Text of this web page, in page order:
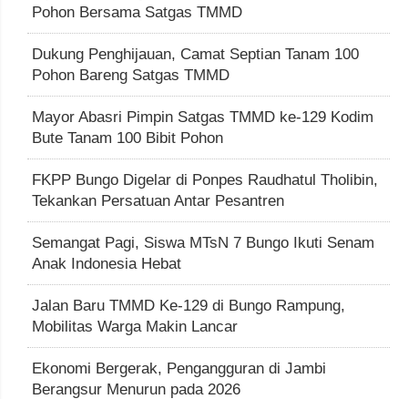
Pohon Bersama Satgas TMMD
Dukung Penghijauan, Camat Septian Tanam 100
Pohon Bareng Satgas TMMD
Mayor Abasri Pimpin Satgas TMMD ke-129 Kodim
Bute Tanam 100 Bibit Pohon
FKPP Bungo Digelar di Ponpes Raudhatul Tholibin,
Tekankan Persatuan Antar Pesantren
Semangat Pagi, Siswa MTsN 7 Bungo Ikuti Senam
Anak Indonesia Hebat
Jalan Baru TMMD Ke-129 di Bungo Rampung,
Mobilitas Warga Makin Lancar
Ekonomi Bergerak, Pengangguran di Jambi
Berangsur Menurun pada 2026